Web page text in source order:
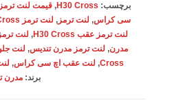
عدد
برچسب: H30 Cross
,قیمت لنت
سی کراس, لنت ترمز, لنت ترمز H30 Cross
لنت ترمز عقب H30 Cross
, لنت
مدرن, لنت ترمز مدرن تندیس, لنت
Cross
, لنت عقب اچ سی کراس,
برند: مدرن